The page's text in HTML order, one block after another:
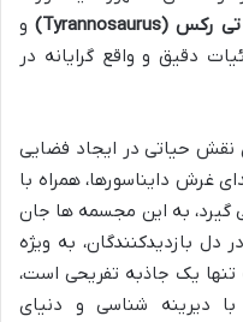
تی رکس (Tyrannosaurus)
و
دقیق و واقع گرایانه در
نقش حیاتی در ایجاد فضایی
غرش دایناسورها، همراه با
گیرد، به این مجسمه ها جان
بازدیدکنندگان، به ویژه
یک جاذبه تفریحی است،
دیرینه شناسی و دنیای